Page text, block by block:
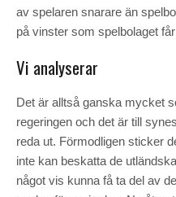
av spelaren snarare än
på vinster som spelbolaget
Vi analyserar
Det är alltså ganska mycket
regeringen och det är till
reda ut. Förmodligen sticker
inte kan beskatta de
något vis kunna få ta del av